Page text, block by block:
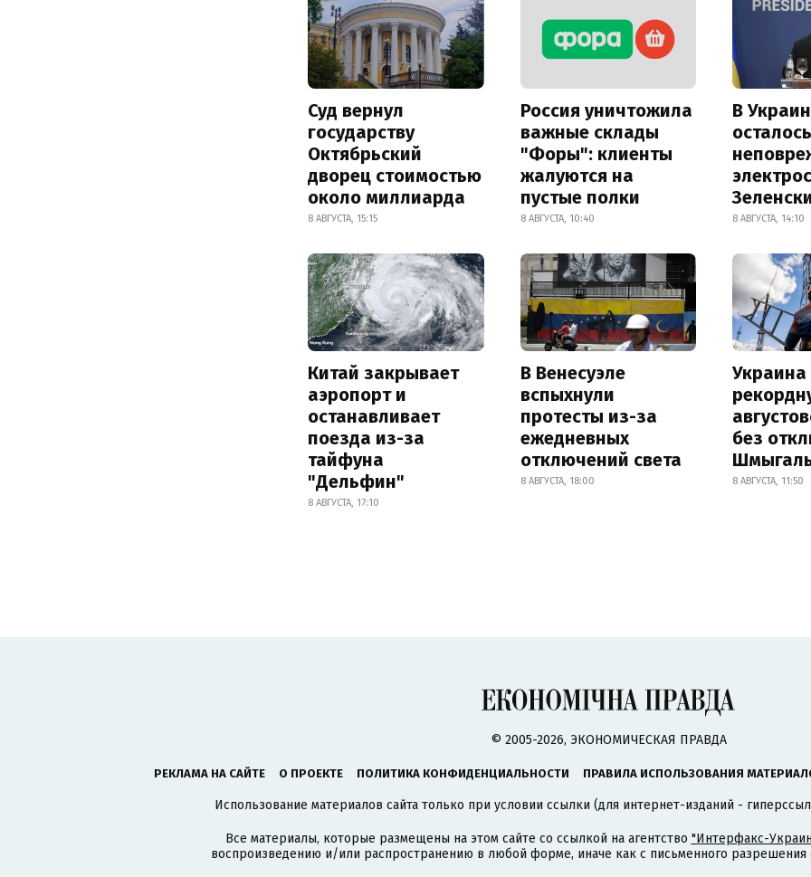
Суд вернул
государству
Октябрьский
дворец стоимостью
около миллиарда
8 АВГУСТА, 15:15
Россия уничтожила
важные склады
"Форы": клиенты
жалуются на
пустые полки
8 АВГУСТА, 10:40
В
8 АВГУСТА, 14:10
Китай закрывает
аэропорт и
останавливает
поезда из-за
тайфуна
"Дельфин"
8 АВГУСТА, 17:10
В Венесуэле
вспыхнули
протесты из-за
ежедневных
отключений света
8 АВГУСТА, 18:00
без
8 АВГУСТА, 11:50
© 2005-2026, ЭКОНОМИЧЕСКАЯ ПРАВДА
РЕКЛАМА НА САЙТЕ О ПРОЕКТЕ ПОЛИТИКА КОНФИДЕНЦИАЛЬНОСТИ ПРАВИЛА ИСПОЛЬЗОВАНИЯ
Использование материалов сайта только при условии ссылки (для интернет-изданий -
Все материалы, которые размещены на этом сайте со ссылкой на агентство "Интерфакс-
воспроизведению и/или распространению в любой форме, иначе как с письменного разрешения